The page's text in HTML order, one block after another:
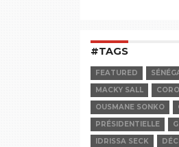
#TAGS
FEATURED
MACKY SALL
OUSMANE SONKO
PRÉSIDENTIELLE
IDRISSA SECK